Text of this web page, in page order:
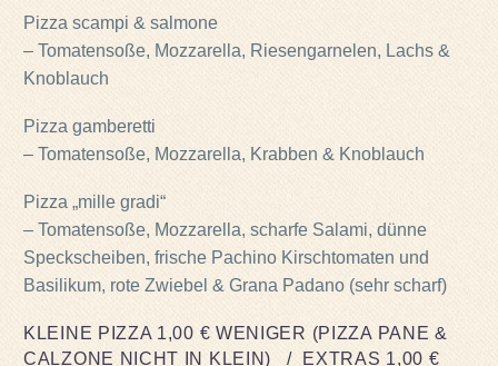
Pizza scampi & salmone
– Tomatensoße, Mozzarella, Riesengarnelen, Lachs &
Knoblauch
Pizza gamberetti
– Tomatensoße, Mozzarella, Krabben & Knoblauch
Pizza „mille gradi“
– Tomatensoße, Mozzarella, scharfe Salami, dünne
Speckscheiben, frische Pachino Kirschtomaten und
Basilikum, rote Zwiebel & Grana Padano (sehr scharf)
KLEINE PIZZA 1,00 € WENIGER (PIZZA PANE &
CALZONE NICHT IN KLEIN) / EXTRAS 1,00 €